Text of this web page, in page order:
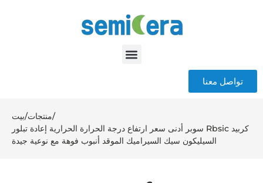
تواصل معنا
بيت/منتجات/
سوبر أدنى سعر ارتفاع درجة الحرارة الحرارية إعادة تبلور Rbsic كربيد